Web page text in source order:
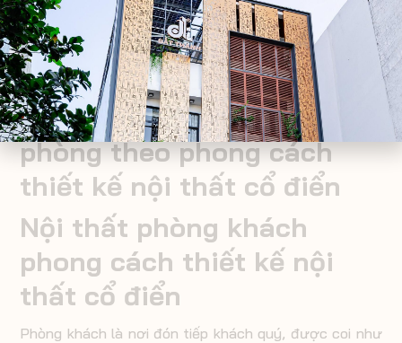
Ví dụ về nội thất sử dụng trong phong cách thiết kế nội
thất cổ điển
Gợi ý trang trí từng gian
phòng theo phong cách
thiết kế nội thất cổ điển
Nội thất phòng khách
phong cách thiết kế nội
thất cổ điển
Phòng khách là nơi đón tiếp khách quý, được coi như